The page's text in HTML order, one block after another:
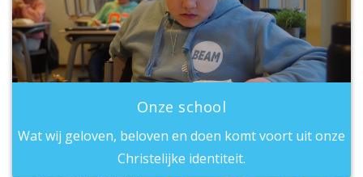
Onze school
Wat wij geloven, beloven en doen komt voort uit onze
Christelijke identiteit.